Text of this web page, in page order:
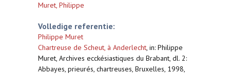
Muret, Philippe
Volledige referentie:
Philippe Muret
Chartreuse de Scheut, à Anderlecht, in: Philippe
Muret, Archives ecckésiastiques du Brabant, dl. 2:
Abbayes, prieurés, chartreuses, Bruxelles, 1998,